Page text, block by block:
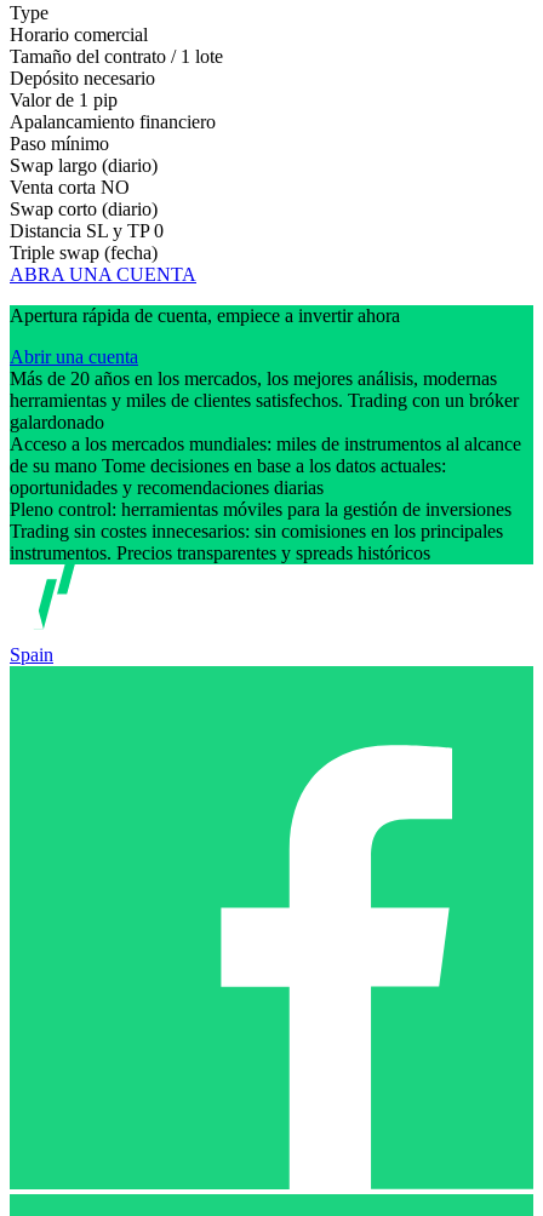
Type
Horario comercial
Tamaño del contrato / 1 lote
Depósito necesario
Valor de 1 pip
Apalancamiento financiero
Paso mínimo
Swap largo (diario)
Venta corta NO
Swap corto (diario)
Distancia SL y TP 0
Triple swap (fecha)
ABRA UNA CUENTA
Apertura rápida de cuenta, empiece a invertir ahora
Abrir una cuenta
Más de 20 años en los mercados, los mejores análisis, modernas
herramientas y miles de clientes satisfechos. Trading con un bróker
galardonado
Acceso a los mercados mundiales: miles de instrumentos al alcance
de su mano Tome decisiones en base a los datos actuales:
oportunidades y recomendaciones diarias
Pleno control: herramientas móviles para la gestión de inversiones
Trading sin costes innecesarios: sin comisiones en los principales
instrumentos. Precios transparentes y spreads históricos
Spain